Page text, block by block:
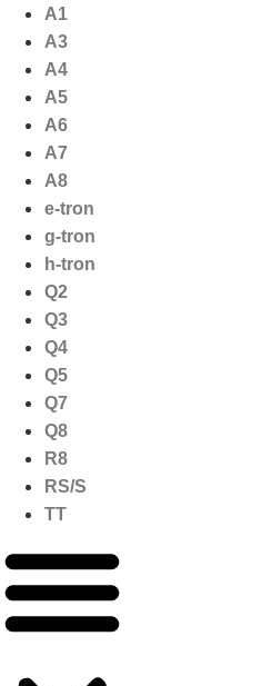
naar
inhoud
A1
A3
A4
A5
A6
A7
A8
e-tron
g-tron
h-tron
Q2
Q3
Q4
Q5
Q7
Q8
R8
RS/S
TT